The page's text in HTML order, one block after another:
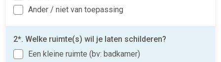
Ander / niet van toepassing
2*. Welke ruimte(s) wil je laten schilderen?
Een kleine ruimte (bv: badkamer)